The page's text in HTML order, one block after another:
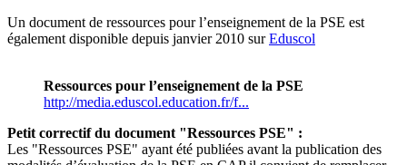
Un document de ressources pour l’enseignement de la PSE est
également disponible depuis janvier 2010 surEduscol
Ressources pour l’enseignement de la PSE
http://media.eduscol.education.fr/f...
Petit correctif du document "Ressources PSE" :
Les "Ressources PSE" ayant été publiées avant la publication des